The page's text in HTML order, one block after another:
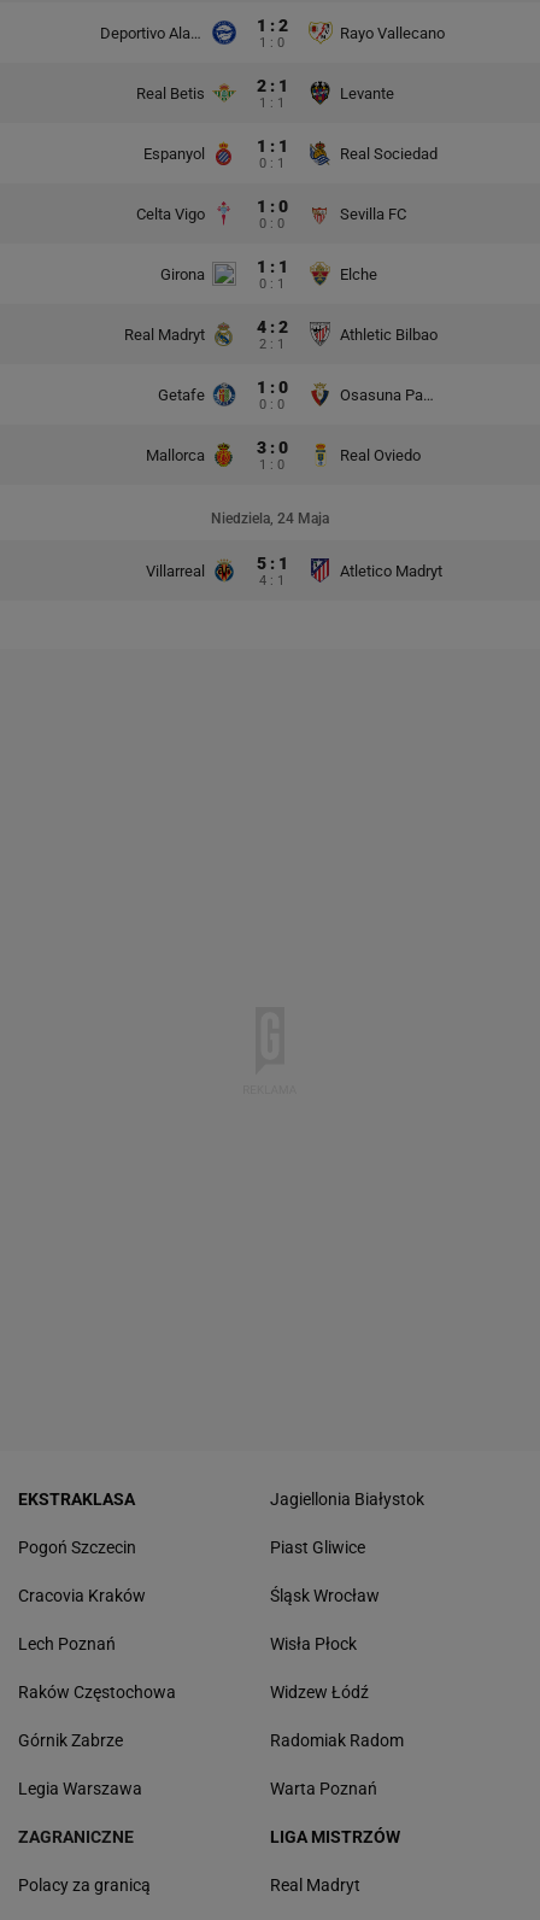
Deportivo Alaves 1 : 2
1 : 0
Rayo Vallecano
Real Betis 2 : 1
1 : 1
Levante
Espanyol 1 : 1
0 : 1
Real Sociedad
Celta Vigo 1 : 0
0 : 0
Sevilla FC
Girona 1 : 1
0 : 1
Elche
Real Madryt 4 : 2
2 : 1
Athletic Bilbao
Getafe 1 : 0
0 : 0
Osasuna Pampeluna
Mallorca 3 : 0
1 : 0
Real Oviedo
Niedziela, 24 Maja
Villarreal 5 : 1
4 : 1
Atletico Madryt
EKSTRAKLASA
Pogoń Szczecin
Cracovia Kraków
Lech Poznań
Raków Częstochowa
Górnik Zabrze
Legia Warszawa
Jagiellonia Białystok
Piast Gliwice
Śląsk Wrocław
Wisła Płock
Widzew Łódź
Radomiak Radom
Warta Poznań
ZAGRANICZNE
Polacy za granicą
LIGA MISTRZÓW
Real Madryt